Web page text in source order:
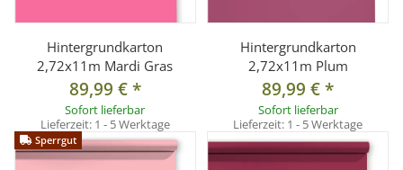
Hintergrundkarton
2,72x11m Mardi Gras
89,99 €*
Sofort lieferbar
Lieferzeit: 1 - 5 Werktage
Hintergrundkarton
2,72x11m Plum
89,99 €*
Sofort lieferbar
Lieferzeit: 1 - 5 Werktage
Sperrgut